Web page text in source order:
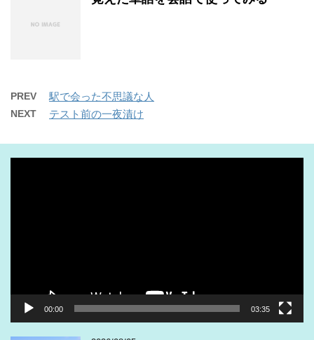
PREV 駅で会った不思議な人
NEXT テスト前の一夜漬け
00:00 03:35